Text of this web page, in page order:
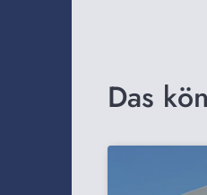
Das